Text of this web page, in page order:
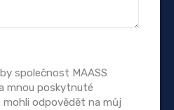
společnost MAASS
mnou poskytnuté
odpovědět na můj